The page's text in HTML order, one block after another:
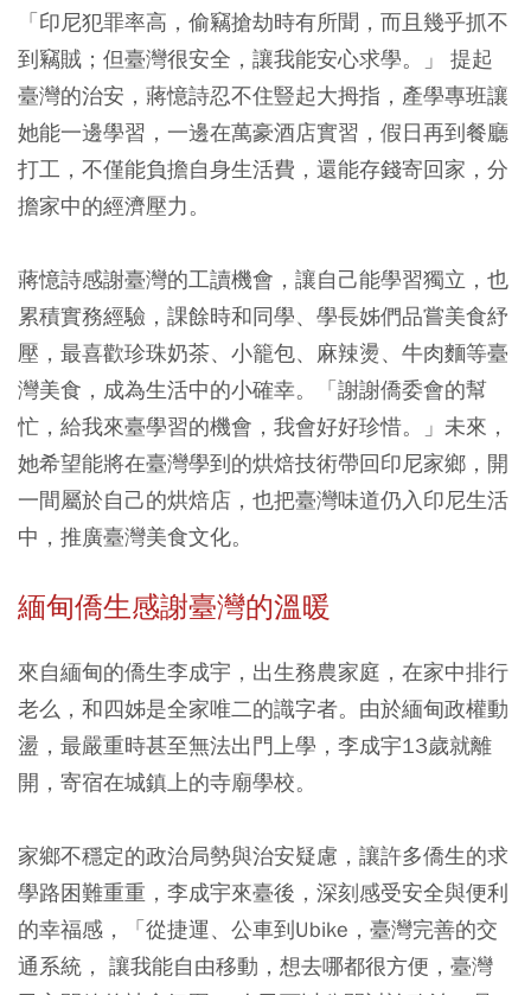
「印尼犯罪率高，偷竊搶劫時有所聞，而且幾乎抓不
到竊賊；但臺灣很安全，讓我能安心求學。」 提起
臺灣的治安，蔣憶詩忍不住豎起大拇指，產學專班讓
她能一邊學習，一邊在萬豪酒店實習，假日再到餐廳
打工，不僅能負擔自身生活費，還能存錢寄回家，分
擔家中的經濟壓力。
蔣憶詩感謝臺灣的工讀機會，讓自己能學習獨立，也
累積實務經驗，課餘時和同學、學長姊們品嘗美食紓
壓，最喜歡珍珠奶茶、小籠包、麻辣燙、牛肉麵等臺
灣美食，成為生活中的小確幸。「謝謝僑委會的幫
忙，給我來臺學習的機會，我會好好珍惜。」未來，
她希望能將在臺灣學到的烘焙技術帶回印尼家鄉，開
一間屬於自己的烘焙店，也把臺灣味道仍入印尼生活
中，推廣臺灣美食文化。
緬甸僑生感謝臺灣的溫暖
來自緬甸的僑生李成宇，出生務農家庭，在家中排行
老么，和四姊是全家唯二的識字者。由於緬甸政權動
盪，最嚴重時甚至無法出門上學，李成宇13歲就離
開，寄宿在城鎮上的寺廟學校。
家鄉不穩定的政治局勢與治安疑慮，讓許多僑生的求
學路困難重重，李成宇來臺後，深刻感受安全與便利
的幸福感，「從捷運、公車到Ubike，臺灣完善的交
通系統， 讓我能自由移動，想去哪都很方便，臺灣